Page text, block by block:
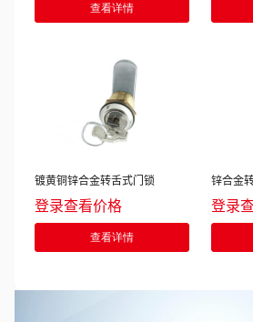
查看详情
镀黄铜锌合金转舌式门锁
登录查看价格
查看详情
锌合金
登录